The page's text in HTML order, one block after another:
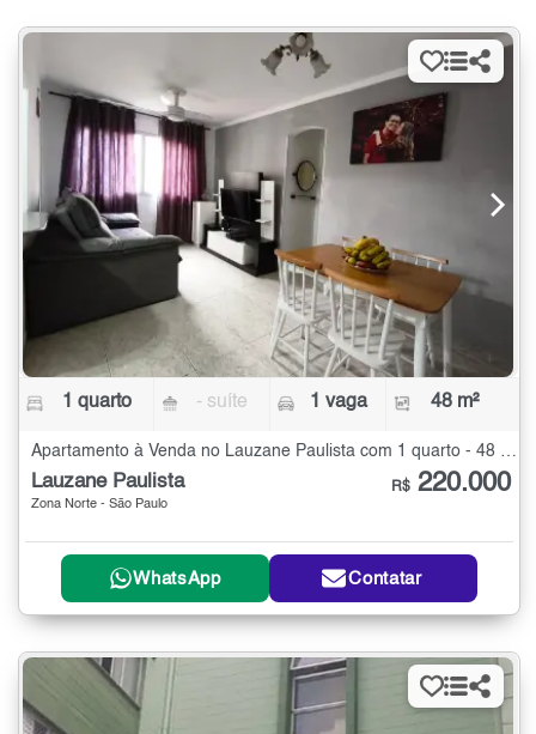
1 quarto - suíte 1 vaga 48 m²
Apartamento à Venda no Lauzane Paulista com 1 quarto - 48 m²
Lauzane Paulista
Zona Norte - São Paulo
R$ 220.000
WhatsApp Contatar